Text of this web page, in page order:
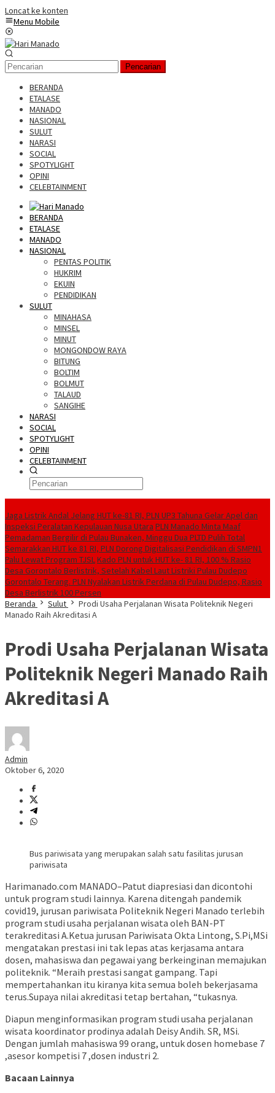
Loncat ke konten
Menu Mobile
Pencarian
BERANDA
ETALASE
MANADO
NASIONAL
SULUT
NARASI
SOCIAL
SPOTYLIGHT
OPINI
CELEBTAINMENT
BERANDA
ETALASE
MANADO
NASIONAL
PENTAS POLITIK
HUKRIM
EKUIN
PENDIDIKAN
SULUT
MINAHASA
MINSEL
MINUT
MONGONDOW RAYA
BITUNG
BOLTIM
BOLMUT
TALAUD
SANGIHE
NARASI
SOCIAL
SPOTYLIGHT
OPINI
CELEBTAINMENT
Jaga Listrik Andal Jelang HUT ke-81 RI, PLN UP3 Tahuna Gelar Apel dan
Inspeksi Peralatan Kepulauan Nusa Utara PLN Manado Minta Maaf
Pemadaman Bergilir di Pulau Bunaken, Minggu Dua PLTD Pulih Total
Semarakkan HUT ke 81 RI, PLN Dorong Digitalisasi Pendidikan di SMPN1
Palu Lewat Program TJSLKado PLN untuk HUT ke- 81 RI, 100 % Rasio
Desa Gorontalo Berlistrik, Setelah Kabel Laut Listriki Pulau Dudepo
Gorontalo Terang. PLN Nyalakan Listrik Perdana di Pulau Dudepo, Rasio
Desa Berlistrik 100 Persen
Beranda
Sulut
Prodi Usaha Perjalanan Wisata Politeknik Negeri
Manado Raih Akreditasi A
Prodi Usaha Perjalanan Wisata
Politeknik Negeri Manado Raih
Akreditasi A
Admin
Oktober 6, 2020
Bus pariwisata yang merupakan salah satu fasilitas jurusan
pariwisata
Harimanado.com MANADO–Patut diapresiasi dan dicontohi
untuk program studi lainnya. Karena ditengah pandemik
covid19, jurusan pariwisata Politeknik Negeri Manado terlebih
program studi usaha perjalanan wisata oleh BAN-PT
terakreditasi A.Ketua jurusan Pariwisata Okta Lintong, S.Pi,MSi
mengatakan prestasi ini tak lepas atas kerjasama antara
dosen, mahasiswa dan pegawai yang berkeinginan memajukan
politeknik. “Meraih prestasi sangat gampang. Tapi
mempertahankan itu kiranya kita semua boleh bekerjasama
terus.Supaya nilai akreditasi tetap bertahan, “tukasnya.
Diapun menginformasikan program studi usaha perjalanan
wisata koordinator prodinya adalah Deisy Andih. SR, MSi.
Dengan jumlah mahasiswa 99 orang, untuk dosen homebase 7
,asesor kompetisi 7 ,dosen industri 2.
Bacaan Lainnya